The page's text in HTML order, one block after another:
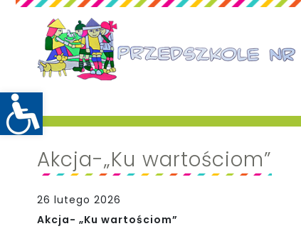
Akcja-„Ku wartościom”
26 lutego 2026
Akcja- „Ku wartościom”